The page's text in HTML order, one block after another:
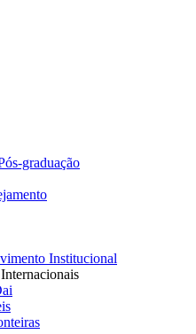
graduação
Institucional